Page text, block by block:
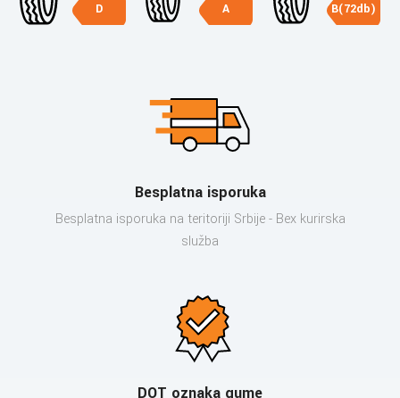
D A B(72db)
Besplatna isporuka
Besplatna isporuka na teritoriji Srbije - Bex kurirska
služba
DOT oznaka gume